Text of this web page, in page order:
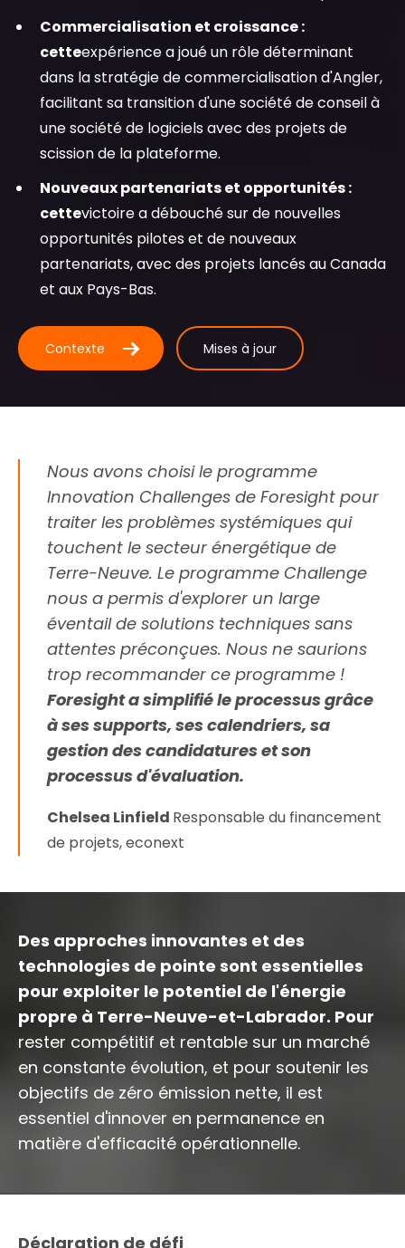
Commercialisation et croissance :
cetteexpérience a joué un rôle déterminant
dans la stratégie de commercialisation d'Angler,
facilitant sa transition d'une société de conseil à
une société de logiciels avec des projets de
scission de la plateforme.
Nouveaux partenariats et opportunités :
cettevictoire a débouché sur de nouvelles
opportunités pilotes et de nouveaux
partenariats, avec des projets lancés au Canada
et aux Pays-Bas.
Contexte Mises à jour
Nous avons choisi le programme
Innovation Challenges de Foresight pour
traiter les problèmes systémiques qui
touchent le secteur énergétique de
Terre-Neuve. Le programme Challenge
nous a permis d'explorer un large
éventail de solutions techniques sans
attentes préconçues. Nous ne saurions
trop recommander ce programme !
Foresight a simplifié le processus grâce
à ses supports, ses calendriers, sa
gestion des candidatures et son
processus d'évaluation.
Chelsea Linfield Responsable du financement
de projets, econext
Des approches innovantes et des
technologies de pointe sont essentielles
pour exploiter le potentiel de l'énergie
propre à Terre-Neuve-et-Labrador. Pour
rester compétitif et rentable sur un marché
en constante évolution, et pour soutenir les
objectifs de zéro émission nette, il est
essentiel d'innover en permanence en
matière d'efficacité opérationnelle.
Déclaration de défi